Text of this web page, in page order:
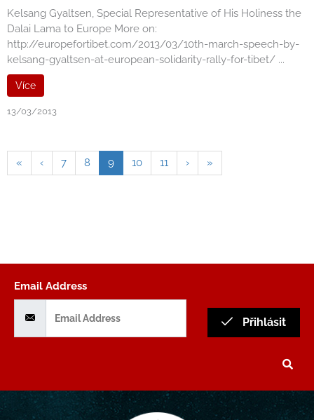
Kelsang Gyaltsen, Special Representative of His Holiness the
Dalai Lama to Europe More on:
http://europefortibet.com/2013/03/10th-march-speech-by-
kelsang-gyaltsen-at-european-solidarity-rally-for-tibet/ ...
Více
13/03/2013
« ‹ 7 8 9 10 11 › »
Email Address
Přihlásit